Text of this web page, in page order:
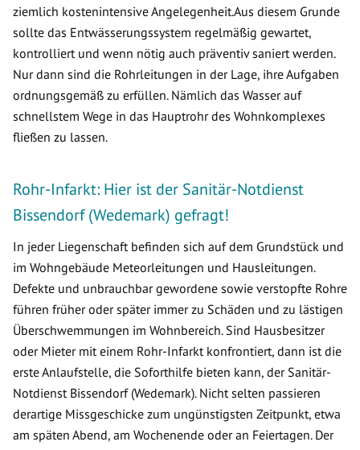
ziemlich kostenintensive Angelegenheit.Aus diesem Grunde
sollte das Entwässerungssystem regelmäßig gewartet,
kontrolliert und wenn nötig auch präventiv saniert werden.
Nur dann sind die Rohrleitungen in der Lage, ihre Aufgaben
ordnungsgemäß zu erfüllen. Nämlich das Wasser auf
schnellstem Wege in das Hauptrohr des Wohnkomplexes
fließen zu lassen.
Rohr-Infarkt: Hier ist der Sanitär-Notdienst
Bissendorf (Wedemark) gefragt!
In jeder Liegenschaft befinden sich auf dem Grundstück und
im Wohngebäude Meteorleitungen und Hausleitungen.
Defekte und unbrauchbar gewordene sowie verstopfte Rohre
führen früher oder später immer zu Schäden und zu lästigen
Überschwemmungen im Wohnbereich. Sind Hausbesitzer
oder Mieter mit einem Rohr-Infarkt konfrontiert, dann ist die
erste Anlaufstelle, die Soforthilfe bieten kann, der Sanitär-
Notdienst Bissendorf (Wedemark). Nicht selten passieren
derartige Missgeschicke zum ungünstigsten Zeitpunkt, etwa
am späten Abend, am Wochenende oder an Feiertagen. Der